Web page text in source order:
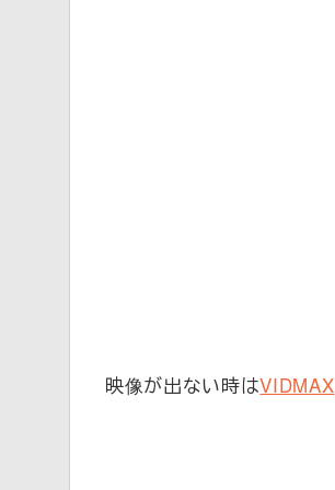
映像が出ない時はVIDMAX